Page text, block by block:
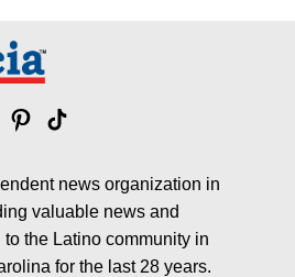
Pinterest
Tik
news organization in
valuable news and
the Latino community in
for the last 28 years.